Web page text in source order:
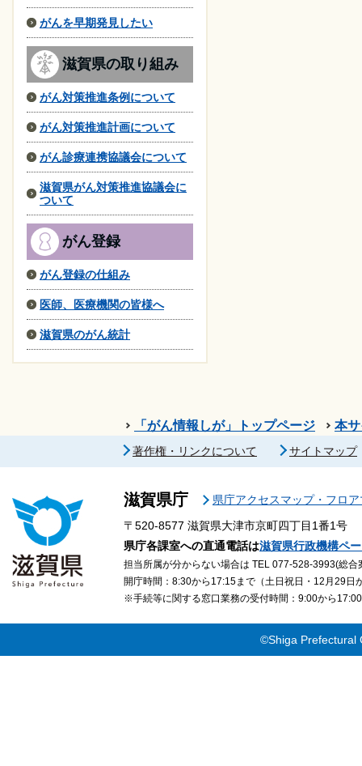
がんを早期発見したい
滋賀県の取り組み
がん対策推進条例について
がん対策推進計画について
がん診療連携協議会について
滋賀県がん対策推進協議会に
ついて
がん登録
がん登録の仕組み
医師、医療機関の皆様へ
滋賀県のがん統計
「がん情報しが」トップページ 本
著作権・リンクについて サイトマップ
滋賀県庁
県庁アクセスマップ・フロ
〒520-8577 滋賀県大津市京町四丁目1番1号
県庁各課室への直通電話は滋賀県行政機構ペ
担当所属が分からない場合は TEL 077-528-3993(総合
開庁時間：8:30から17:15まで（土日祝日・12月29日
※手続等に関する窓口業務の受付時間：9:00から
©Shiga Prefectural